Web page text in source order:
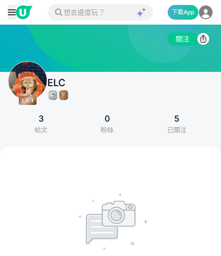
下載App
關注
ELC
3
帖文
0
粉絲
5
已關注